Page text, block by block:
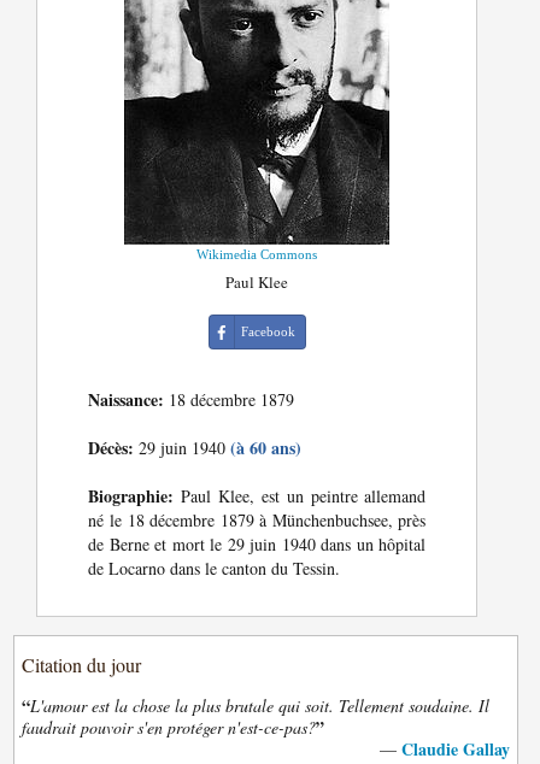
Wikimedia Commons
Paul Klee
Facebook
Naissance: 18 décembre 1879
Décès: 29 juin 1940(à 60 ans)
Biographie: Paul Klee, est un peintre allemand
né le 18 décembre 1879 à Münchenbuchsee, près
de Berne et mort le 29 juin 1940 dans un hôpital
de Locarno dans le canton du Tessin.
Citation du jour
“L'amour est la chose la plus brutale qui soit. Tellement soudaine. Il
faudrait pouvoir s'en protéger n'est-ce-pas?”
— Claudie Gallay